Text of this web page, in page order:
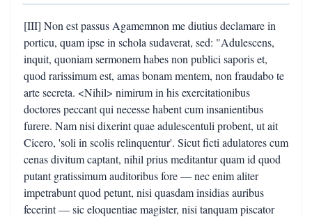
[III] Non est passus Agamemnon me diutius declamare in
porticu, quam ipse in schola sudaverat, sed: "Adulescens,
inquit, quoniam sermonem habes non publici saporis et,
quod rarissimum est, amas bonam mentem, non fraudabo te
arte secreta. <Nihil> nimirum in his exercitationibus
doctores peccant qui necesse habent cum insanientibus
furere. Nam nisi dixerint quae adulescentuli probent, ut ait
Cicero, 'soli in scolis relinquentur'. Sicut ficti adulatores cum
cenas divitum captant, nihil prius meditantur quam id quod
putant gratissimum auditoribus fore — nec enim aliter
impetrabunt quod petunt, nisi quasdam insidias auribus
fecerint — sic eloquentiae magister, nisi tanquam piscator